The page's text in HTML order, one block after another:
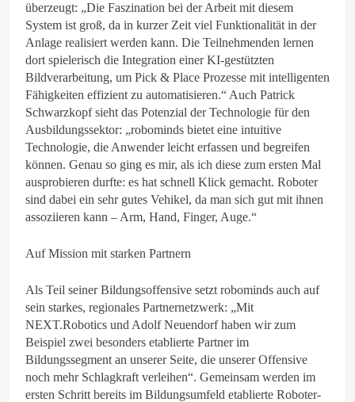
überzeugt: „Die Faszination bei der Arbeit mit diesem
System ist groß, da in kurzer Zeit viel Funktionalität in der
Anlage realisiert werden kann. Die Teilnehmenden lernen
dort spielerisch die Integration einer KI-gestützten
Bildverarbeitung, um Pick & Place Prozesse mit intelligenten
Fähigkeiten effizient zu automatisieren.“ Auch Patrick
Schwarzkopf sieht das Potenzial der Technologie für den
Ausbildungssektor: „robominds bietet eine intuitive
Technologie, die Anwender leicht erfassen und begreifen
können. Genau so ging es mir, als ich diese zum ersten Mal
ausprobieren durfte: es hat schnell Klick gemacht. Roboter
sind dabei ein sehr gutes Vehikel, da man sich gut mit ihnen
assoziieren kann – Arm, Hand, Finger, Auge.“
Auf Mission mit starken Partnern
Als Teil seiner Bildungsoffensive setzt robominds auch auf
sein starkes, regionales Partnernetzwerk: „Mit
NEXT.Robotics und Adolf Neuendorf haben wir zum
Beispiel zwei besonders etablierte Partner im
Bildungssegment an unserer Seite, die unserer Offensive
noch mehr Schlagkraft verleihen“. Gemeinsam werden im
ersten Schritt bereits im Bildungsumfeld etablierte Roboter-